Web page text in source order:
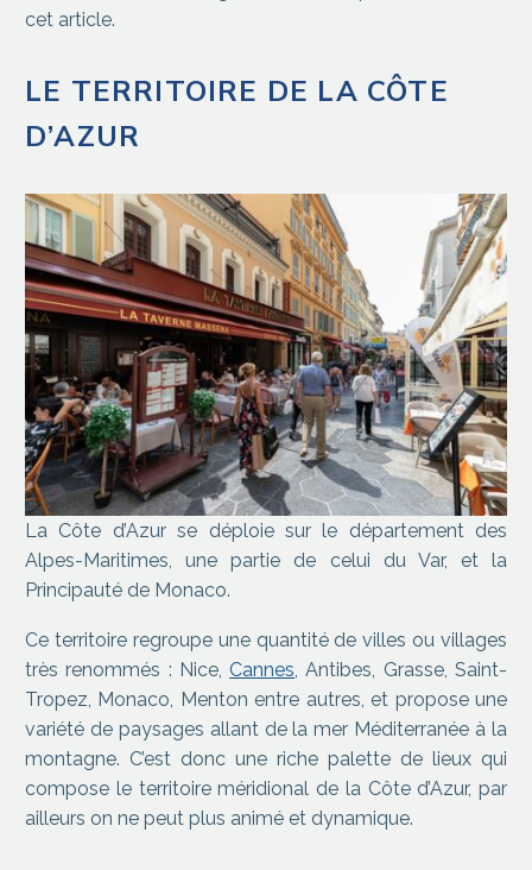
cet article.
LE TERRITOIRE DE LA CÔTE
D’AZUR
La Côte d’Azur se déploie sur le département des
Alpes-Maritimes, une partie de celui du Var, et la
Principauté de Monaco.
Ce territoire regroupe une quantité de villes ou villages
très renommés : Nice,Cannes, Antibes, Grasse, Saint-
Tropez, Monaco, Menton entre autres, et propose une
variété de paysages allant de la mer Méditerranée à la
montagne. C’est donc une riche palette de lieux qui
compose le territoire méridional de la Côte d’Azur, par
ailleurs on ne peut plus animé et dynamique.